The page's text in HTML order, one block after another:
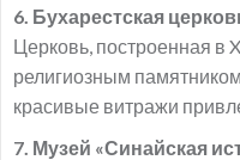
6. Бухарестская
Церковь, построенная в
религиозным
красивые витражи
7. Музей «Синайская